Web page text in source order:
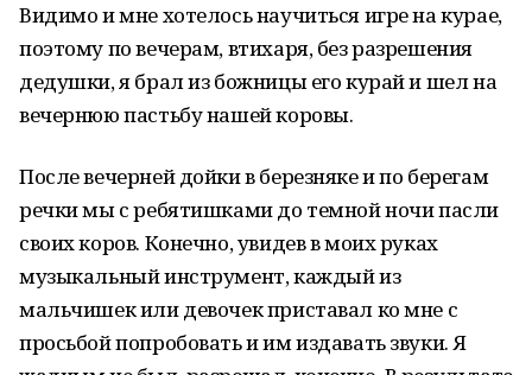
Видимо и мне хотелось научиться игре на курае,
поэтому по вечерам, втихаря, без разрешения
дедушки, я брал из божницы его курай и шел на
вечернюю пастьбу нашей коровы.
После вечерней дойки в березняке и по берегам
речки мы с ребятишками до темной ночи пасли
своих коров. Конечно, увидев в моих руках
музыкальный инструмент, каждый из
мальчишек или девочек приставал ко мне с
просьбой попробовать и им издавать звуки. Я